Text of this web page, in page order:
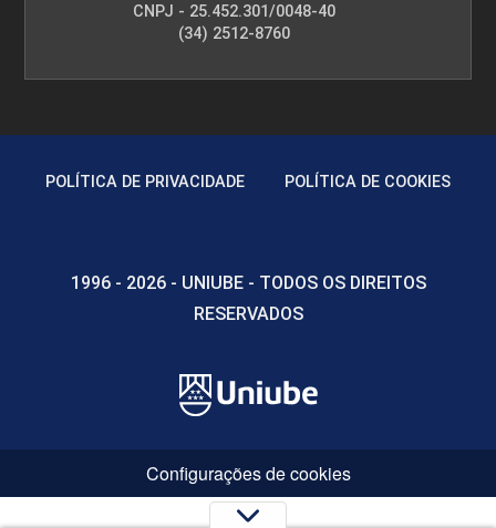
CNPJ - 25.452.301/0048-40
(34) 2512-8760
POLÍTICA DE PRIVACIDADE POLÍTICA DE COOKIES
1996 - 2026 - UNIUBE - TODOS OS DIREITOS
RESERVADOS
Configurações de cookies